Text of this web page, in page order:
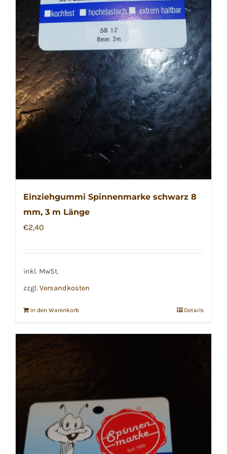
Einziehgummi Spinnenmarke schwarz 8
mm, 3 m Länge
€2,40
inkl. MwSt.
zzgl. Versandkosten
In den Warenkorb Details